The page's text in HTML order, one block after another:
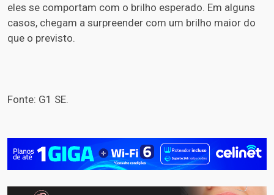
eles se comportam com o brilho esperado. Em alguns
casos, chegam a surpreender com um brilho maior do
que o previsto.
Fonte: G1 SE.